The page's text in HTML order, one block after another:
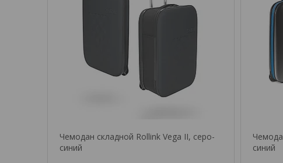
Чемодан складной Rollink Vega II, серо-
синий
синий